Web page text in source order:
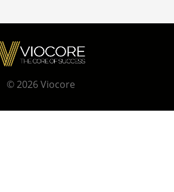
© 2026 Viocore